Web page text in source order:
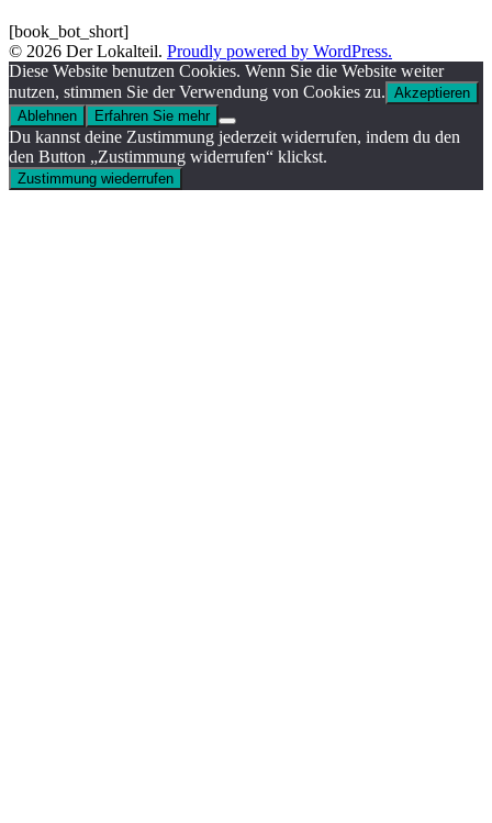
[book_bot_short]
© 2026 Der Lokalteil. Proudly powered by WordPress.
Diese Website benutzen Cookies. Wenn Sie die Website weiter
nutzen, stimmen Sie der Verwendung von Cookies zu. Akzeptieren
Ablehnen
Erfahren Sie mehr
Du kannst deine Zustimmung jederzeit widerrufen, indem du den
den Button „Zustimmung widerrufen“ klickst.
Zustimmung wiederrufen